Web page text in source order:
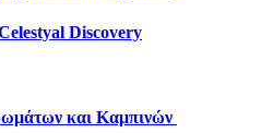
Discovery
και Καμπινών